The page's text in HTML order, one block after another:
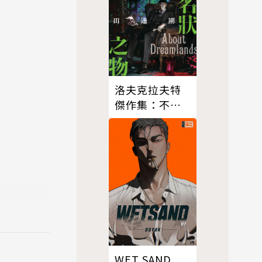
洛夫克拉夫特
傑作集：不可
名狀之物
WET SAND